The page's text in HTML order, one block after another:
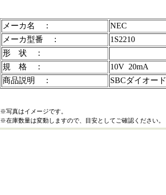
メーカ名 ：
NEC
メーカ型番 ：
1S2210
形 状 ：
規 格 ：
10V 20mA
商品説明 ：
SBCダイオード
※写真はイメージです。
※在庫数量は変動しますので、目安としてご確認ください。